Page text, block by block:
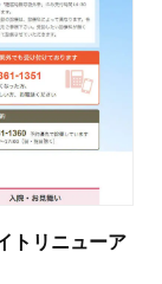
トリニューア